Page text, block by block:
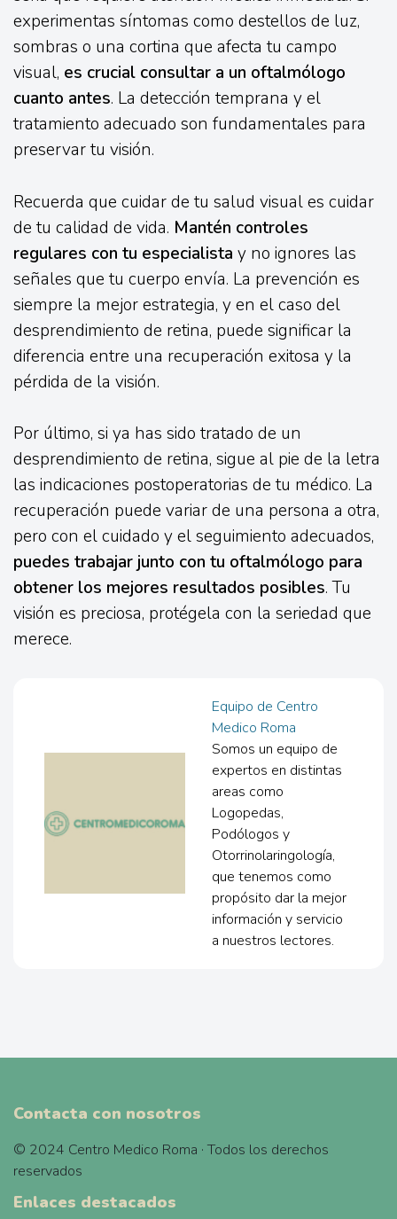
experimentas síntomas como destellos de luz,
sombras o una cortina que afecta tu campo
visual, es crucial consultar a un oftalmólogo
cuanto antes. La detección temprana y el
tratamiento adecuado son fundamentales para
preservar tu visión.
Recuerda que cuidar de tu salud visual es cuidar
de tu calidad de vida. Mantén controles
regulares con tu especialista y no ignores las
señales que tu cuerpo envía. La prevención es
siempre la mejor estrategia, y en el caso del
desprendimiento de retina, puede significar la
diferencia entre una recuperación exitosa y la
pérdida de la visión.
Por último, si ya has sido tratado de un
desprendimiento de retina, sigue al pie de la letra
las indicaciones postoperatorias de tu médico. La
recuperación puede variar de una persona a otra,
pero con el cuidado y el seguimiento adecuados,
puedes trabajar junto con tu oftalmólogo para
obtener los mejores resultados posibles. Tu
visión es preciosa, protégela con la seriedad que
merece.
Equipo de Centro
Medico Roma
Somos un equipo de
expertos en distintas
areas como
Logopedas,
Podólogos y
Otorrinolaringología,
que tenemos como
propósito dar la mejor
información y servicio
a nuestros lectores.
Contacta con nosotros
© 2024 Centro Medico Roma · Todos los derechos
reservados
Enlaces destacados